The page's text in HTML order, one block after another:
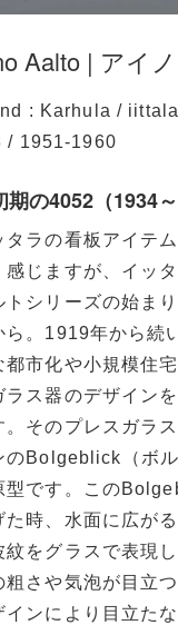
Aalto | アイ
: Karhula /
/ 1951-1960
期の4052（1934～
タラの看板アイテ
感じますが、イッ
トシリーズの始ま
ら。1919年から続
都市化や小規模住
ラス器のデザイン
。そのプレスガラ
のBolgeblick（ボ
型です。この
た時、水面に広が
紋をグラスで表現
粗さや気泡が目立
インにより目立た